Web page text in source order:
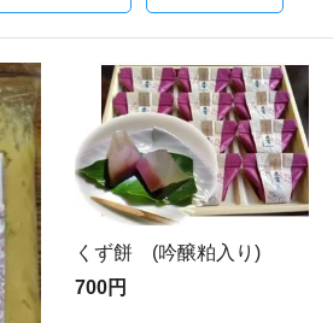
くず餅 (吟醸粕入り)
700円